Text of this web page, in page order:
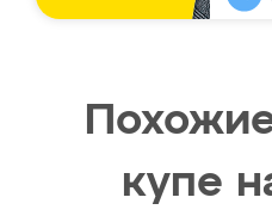
купе